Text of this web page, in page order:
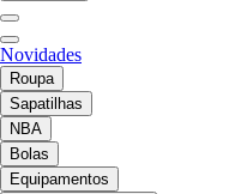
Novidades
Roupa
Sapatilhas
NBA
Bolas
Equipamentos